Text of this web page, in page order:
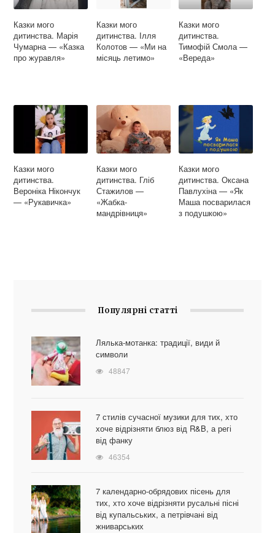
Казки мого
дитинства. Марія
Чумарна — «Казка
про журавля»
Казки мого
дитинства. Ілля
Колотов — «Ми на
місяць летимо»
Казки мого
дитинства.
Тимофій Смола —
«Вереда»
Казки мого
дитинства.
Вероніка Нікончук
— «Рукавичка»
Казки мого
дитинства. Гліб
Стажилов —
«Жабка-
мандрівниця»
Казки мого
дитинства. Оксана
Павлухіна — «Як
Маша посварилася
з подушкою»
Популярні статті
Лялька-мотанка: традиції, види й
символи
48847
7 стилів сучасної музики для тих, хто
хоче відрізняти блюз від R&B, а регі
від фанку
46354
7 календарно-обрядових пісень для
тих, хто хоче відрізняти русальні пісні
від купальських, а петрівчані від
жниварських